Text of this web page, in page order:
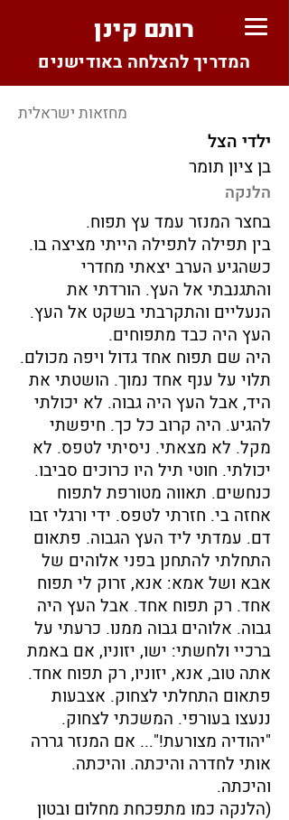
רותם קינן
המדריך להצלחה באודישנים
מחזאות ישראלית
בן ציון תומר
ילדי הצל
הלנקה
בחצר המנזר עמד עץ תפוח.
בין תפילה לתפילה הייתי מציצה בו.
כשהגיע הערב יצאתי מחדרי
והתגנבתי אל העץ. הורדתי את
הנעליים והתקרבתי בשקט אל העץ.
העץ היה כבד מתפוחים.
היה שם תפוח אחד גדול ויפה מכולם.
תלוי על ענף אחד נמוך. הושטתי את
היד, אבל העץ היה גבוה. לא יכולתי
להגיע. היה קרוב כל כך. חיפשתי
מקל. לא מצאתי. ניסיתי לטפס. לא
יכולתי. חוטי תיל היו כרוכים סביבו.
כנחשים. תאווה מטורפת לתפוח
אחזה בי. חזרתי לטפס. ידי ורגלי זבו
דם. עמדתי ליד העץ הגבוה. פתאום
התחלתי להתחנן בפני אלוהים של
אבא ושל אמא: אנא, זרוק לי תפוח
אחד. רק תפוח אחד. אבל העץ היה
גבוה. אלוהים גבוה ממנו. כרעתי על
ברכיי ולחשתי: ישו, יזוניו, אם באמת
אתה טוב, אנא, יזוניו, רק תפוח אחד.
פתאום התחלתי לצחוק. אצבעות
ננעצו בעורפי. המשכתי לצחוק.
"יהודיה מצורעת!"... אם המנזר גררה
אותי לחדרה והיכתה. והיכתה.
והיכתה.
(הלנקה כמו מתפכחת מחלום ובטון